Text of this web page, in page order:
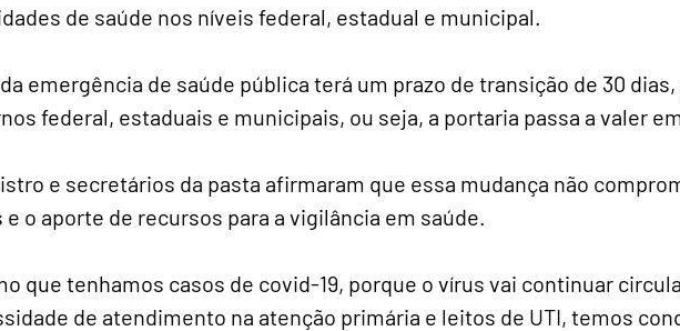
de saúde nos níveis federal, estadual e municipal.
emergência de saúde pública terá um prazo de transição de 30
federal, estaduais e municipais, ou seja, a portaria passa a valer
e secretários da pasta afirmaram que essa mudança não
e o aporte de recursos para a vigilância em saúde.
que tenhamos casos de covid-19, porque o vírus vai continuar
de atendimento na atenção primária e leitos de UTI, temos